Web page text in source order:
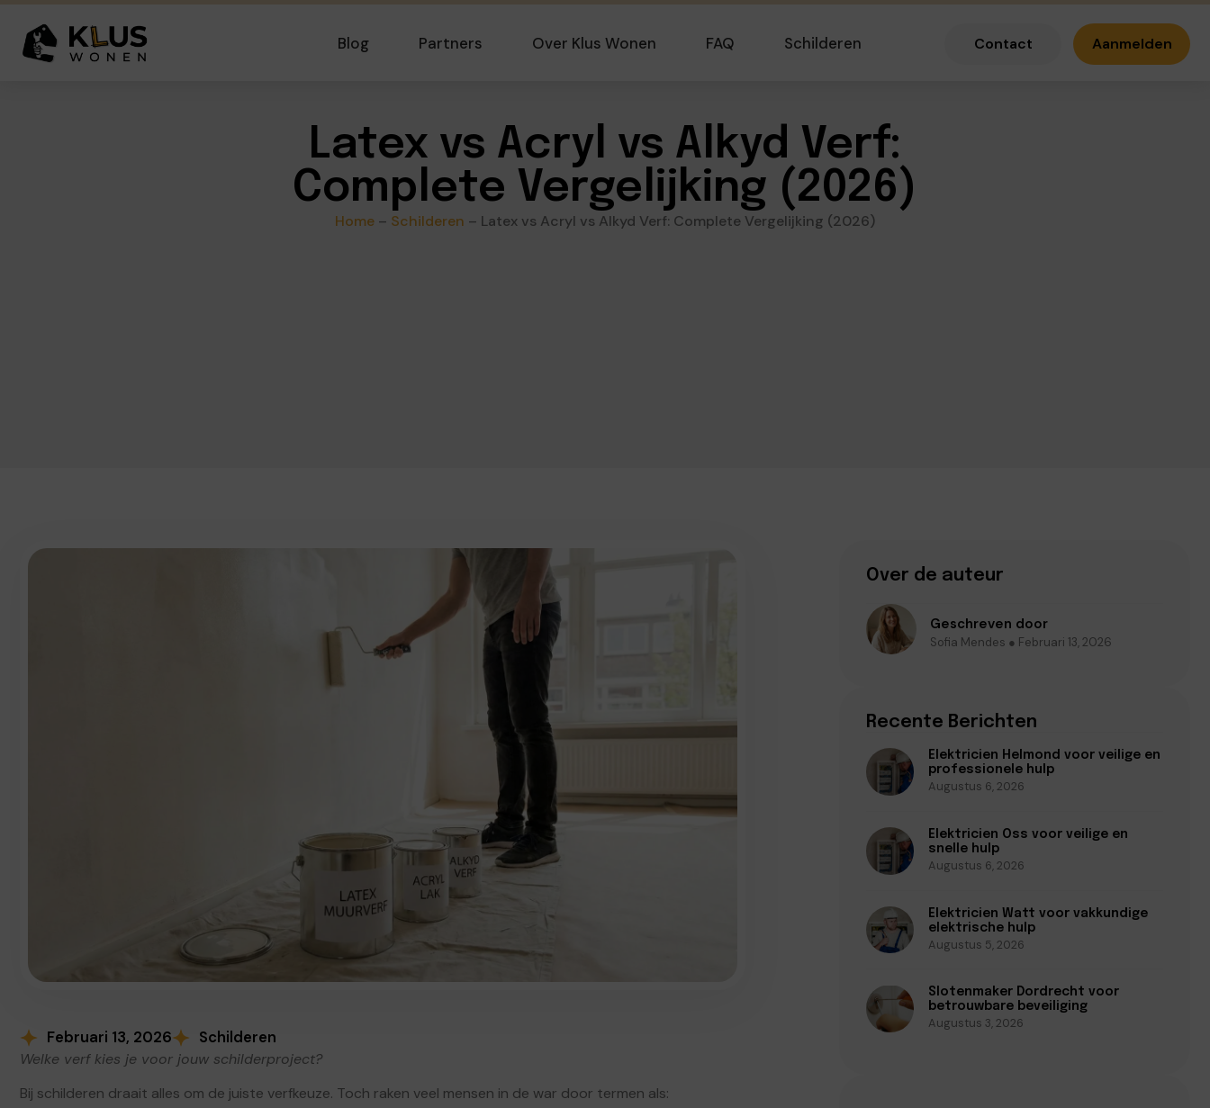
Blog Partners Over Klus Wonen FAQ Schilderen Contact Aanmelden
Latex vs Acryl vs Alkyd Verf:
Complete Vergelijking (2026)
Home – Schilderen – Latex vs Acryl vs Alkyd Verf: Complete Vergelijking (2026)
Februari 13, 2026 Schilderen
Welke verf kies je voor jouw schilderproject?
Bij schilderen draait alles om de juiste verfkeuze. Toch raken veel mensen in de war door termen als:
Over de auteur
Geschreven door
Sofia Mendes ● Februari 13, 2026
Recente Berichten
Elektricien Helmond voor veilige en
professionele hulp
Augustus 6, 2026
Elektricien Oss voor veilige en
snelle hulp
Augustus 6, 2026
Elektricien Watt voor vakkundige
elektrische hulp
Augustus 5, 2026
Slotenmaker Dordrecht voor
betrouwbare beveiliging
Augustus 3, 2026